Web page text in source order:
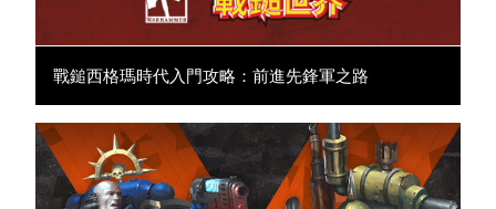
戰鎚西格瑪時代入門攻略：前進先鋒軍之路